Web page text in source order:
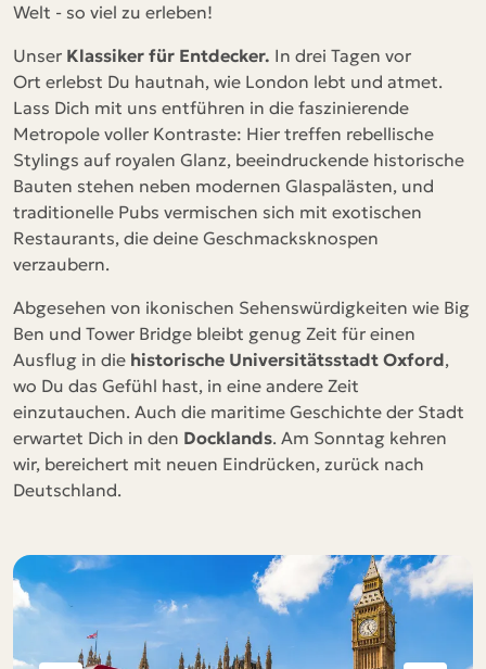
Welt - so viel zu erleben!
Unser Klassiker für Entdecker. In drei Tagen vor
Ort erlebst Du hautnah, wie London lebt und atmet.
Lass Dich mit uns entführen in die faszinierende
Metropole voller Kontraste: Hier treffen rebellische
Stylings auf royalen Glanz, beeindruckende historische
Bauten stehen neben modernen Glaspalästen, und
traditionelle Pubs vermischen sich mit exotischen
Restaurants, die deine Geschmacksknospen
verzaubern.
Abgesehen von ikonischen Sehenswürdigkeiten wie Big
Ben und Tower Bridge bleibt genug Zeit für einen
Ausflug in die historische Universitätsstadt Oxford,
wo Du das Gefühl hast, in eine andere Zeit
einzutauchen. Auch die maritime Geschichte der Stadt
erwartet Dich in den Docklands. Am Sonntag kehren
wir, bereichert mit neuen Eindrücken, zurück nach
Deutschland.